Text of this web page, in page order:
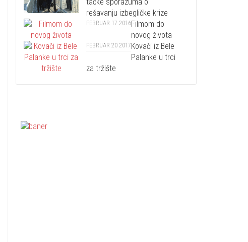
rešavanju izbegličke krize
FEBRUAR 17 2016Filmom do
novog života
FEBRUAR 20 2017Kovači iz Bele
Palanke u trci
za tržište